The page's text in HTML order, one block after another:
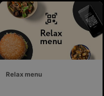
Relax menu